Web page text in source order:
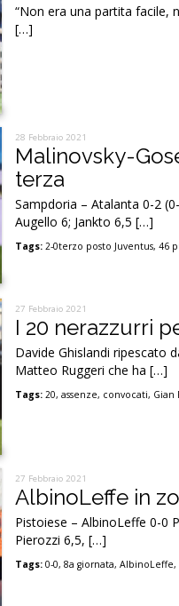
“Non era una partita facile,
[…]
28 Febbraio 2021
Malinovsky-
terza
Sampdoria – Atalanta 0-2
Augello 6; Jankto 6,5 […]
Tags: 2-0terzo posto Juventus,46
27 Febbraio 2021
I 20 nerazzurri
Davide Ghislandi ripescato
Matteo Ruggeri che ha […]
Tags: 20,assenze, convocati, Gian
27 Febbraio 2021
AlbinoLeffe in
Pistoiese – AlbinoLeffe 0-0
Pierozzi 6,5, […]
Tags: 0-0,8a giornata,AlbinoLeffe,